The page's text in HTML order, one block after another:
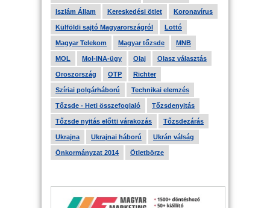
Iszlám Állam Kereskedési ötlet Koronavírus
Külföldi sajtó Magyarországról Lottó
Magyar Telekom Magyar tőzsde MNB
MOL Mol-INA-ügy Olaj Olasz választás
Oroszország OTP Richter
Szíriai polgárháború Technikai elemzés
Tőzsde - Heti összefoglaló Tőzsdenyitás
Tőzsde nyitás előtti várakozás Tőzsdezárás
Ukrajna Ukrajnai háború Ukrán válság
Önkormányzat 2014 Ötletbörze